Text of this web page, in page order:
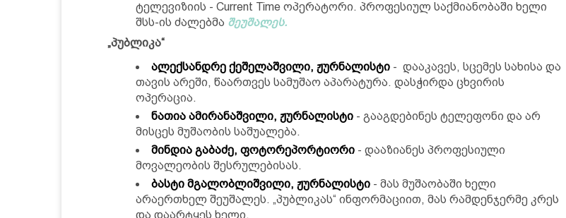
ტელევიზიის - Current Time ოპერატორი. პროფესიულ საქმიანობაში ხელი
შსს-ის ძალებმა შეუშალეს.
„პუბლიკა“
ალექსანდრე ქეშელაშვილი, ჟურნალისტი - დააკავეს, სცემეს სახისა და
თავის არეში, წაართვეს სამუშაო აპარატურა. დასჭირდა ცხვირის
ოპერაცია.
ნათია ამირანაშვილი, ჟურნალისტი - გააგდებინეს ტელეფონი და არ
მისცეს მუშაობის საშუალება.
მინდია გაბაძე, ფოტორეპორტიორი - დააზიანეს პროფესიული
მოვალეობის შესრულებისას.
ბასტი მგალობლიშვილი, ჟურნალისტი - მას მუშაობაში ხელი
არაერთხელ შეუშალეს. „პუბლიკას“ ინფორმაციით, მას რამდენჯერმე კრეს
და დაარტყეს ხელი.